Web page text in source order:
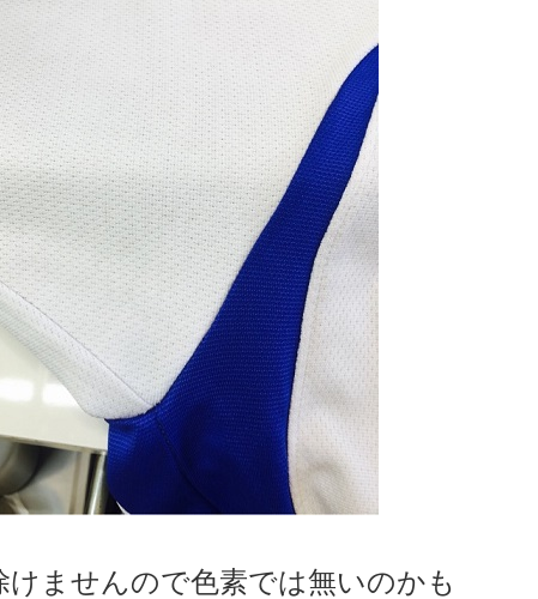
ませんので色素では無いのかも